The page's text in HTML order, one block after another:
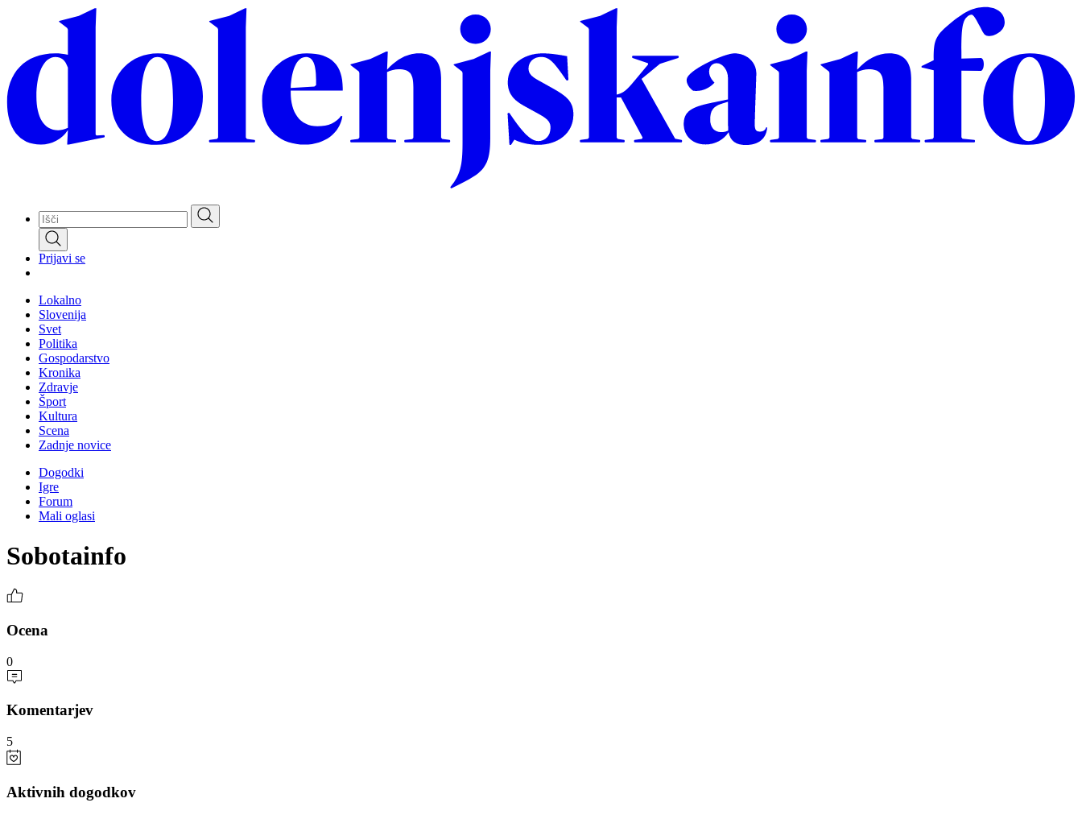
content
Prijavi se
Lokalno
Slovenija
Svet
Politika
Gospodarstvo
Kronika
Zdravje
Šport
Kultura
Scena
Zadnje novice
Dogodki
Igre
Forum
Mali oglasi
Sobotainfo
Ocena
0
Komentarjev
5
Aktivnih dogodkov